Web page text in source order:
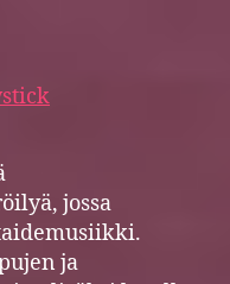
jossa
ja